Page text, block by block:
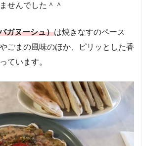
せんでした＾＾
ガヌーシュ）は焼きなすのペース
ごまの風味のほか、ピリッとした香
ています。